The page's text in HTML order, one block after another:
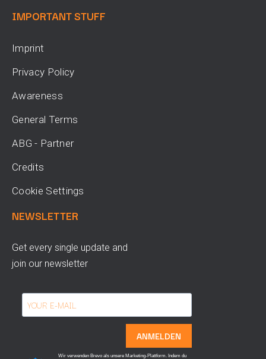
IMPORTANT STUFF
Imprint
Privacy Policy
Awareness
General Terms
ABG - Partner
Credits
Cookie Settings
NEWSLETTER
Get every single update and
join our newsletter
ANMELDEN
Wir verwenden Brevo als unsere Marketing-Plattform. Indem du